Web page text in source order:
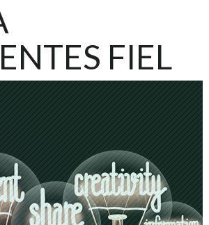
FIEL